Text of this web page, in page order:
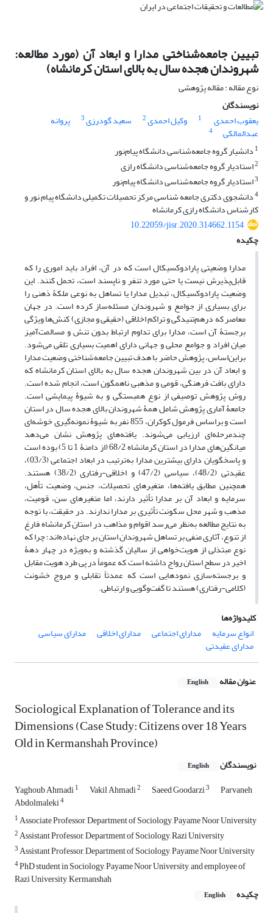
تبیین جامعه‌شناختی مدارا و ابعاد آن (مورد مطالعه:
شهروندان هجده سال به بالای استان کرمانشاه)
نوع مقاله : مقاله پژوهشی
نویسندگان
یعقوب احمدی
1 وکیل احمدی2 سعید گودرزی3 پروانه
عبدالمالکی
4
1 دانشیار گروه جامعه‌شناسی دانشگاه پیام‌نور
2استادیار گروه جامعه‌شناسی دانشگاه رازی
3استادیار گروه جامعه‌شناسی دانشگاه پیام‌نور
4دانشجوی دکتری جامعه شناسی مرکز تحصیلات تکمیلی دانشگاه پیام نور و
کارشناس دانشگاه رازی کرمانشاه
10.22059/jisr.2020.314662.1154
چکیده
مدارا وضعیتی پارادوکسیکال است که در آن، افراد باید اموری را که
قابل‌پذیرش نیست یا حتی مورد تنفر و ناپسند است، تحمل کنند. این
وضعیت پارادوکسیکال، تبدیل مدارا یا تساهل به نوعی ملکۀ ذهنی را
برای بسیاری از جوامع و شهروندان مسئله‌ساز کرده است. در جهان
معاصر که درهم‌تنیدگی و تراکم اخلاقی (حقیقی و مجازی) کنش‌ها ویژگی
برجستۀ آن است، مدارا برای تداوم ارتباط بدون تنش و مسالمت‌آمیز
میان افراد و جوامع محلی و جهانی دارای اهمیت بسیاری تلقی می‌شود.
براین‌اساس، پژوهش حاضر با هدف تبیین جامعه‌شناختی وضعیت مدارا
و ابعاد آن در بین شهروندان هجده سال به بالای استان کرمانشاه که
دارای بافت فرهنگی، قومی و مذهبی ناهمگون است، انجام شده است.
روش پژوهش توصیفی از نوع همبستگی و به شیوۀ پیمایشی است.
جامعۀ آماری پژوهش شامل همۀ شهروندان بالای هجده سال در استان
است و براساس فرمول کوکران، 855 نفر به شیوۀ نمونه‌گیری خوشه‌ای
چندمرحله‌ای ارزیابی می‌شوند. یافته‌های پژوهش نشان می‌دهد
میانگین‌های مدارا در استان کرمانشاه 68/2 (از دامنۀ 1 تا 5) بوده است
و پاسخگویان دارای بیشترین مدارا به‌ترتیب در ابعاد اجتماعی (03/3)،
عقیدتی (48/2)، سیاسی (47/2) و اخلاقی-رفتاری (38/2) هستند.
همچنین مطابق یافته‌ها، متغیرهای تحصیلات، جنس، وضعیت تأهل،
سرمایه و ابعاد آن بر مدارا تأثیر دارند، اما متغیرهای سن، قومیت،
مذهب و شهر محل سکونت تأثیری بر مدارا ندارند. در حقیقت، با توجه
به نتایج مطالعه به‌نظر می‌رسد اقوام و مذاهب در استان کرمانشاه فارغ
از تنوع، آثاری منفی بر تساهل شهروندان استان بر جای نهاده‌اند؛ چرا که
نوع مبتذلی از هویت‌خواهی از سالیان گذشته و به‌ویژه در چهار دهۀ
اخیر در سطح استان رواج داشته است که عموماً در پی طرد هویت مقابل
و برجسته‌سازی نمودهایی است که عمدتاً تقابلی و مروج خشونت
(کلامی-رفتاری) هستند تا گفت‌وگویی و ارتباطی.
کلیدواژه‌ها
انواع سرمایه
مدارای اجتماعی مدارای اخلاقی مدارای سیاسی
مدارای عقیدتی
عنوان مقاله English
Sociological Explanation of Tolerance and its
Dimensions (Case Study: Citizens over 18 Years
Old in Kermanshah Province)
نویسندگان English
Yaghoub Ahmadi1 Vakil Ahmadi2 Saeed Goodarzi3 Parvaneh
Abdolmaleki4
1Associate Professor, Department of Sociology, Payame Noor University
2Assistant Professor, Department of Sociology, Razi University
3Assistant Professor, Department of Sociology, Payame Noor University
4PhD student in Sociology, Payame Noor University, and employee of
Razi University, Kermanshah
چکیده
English